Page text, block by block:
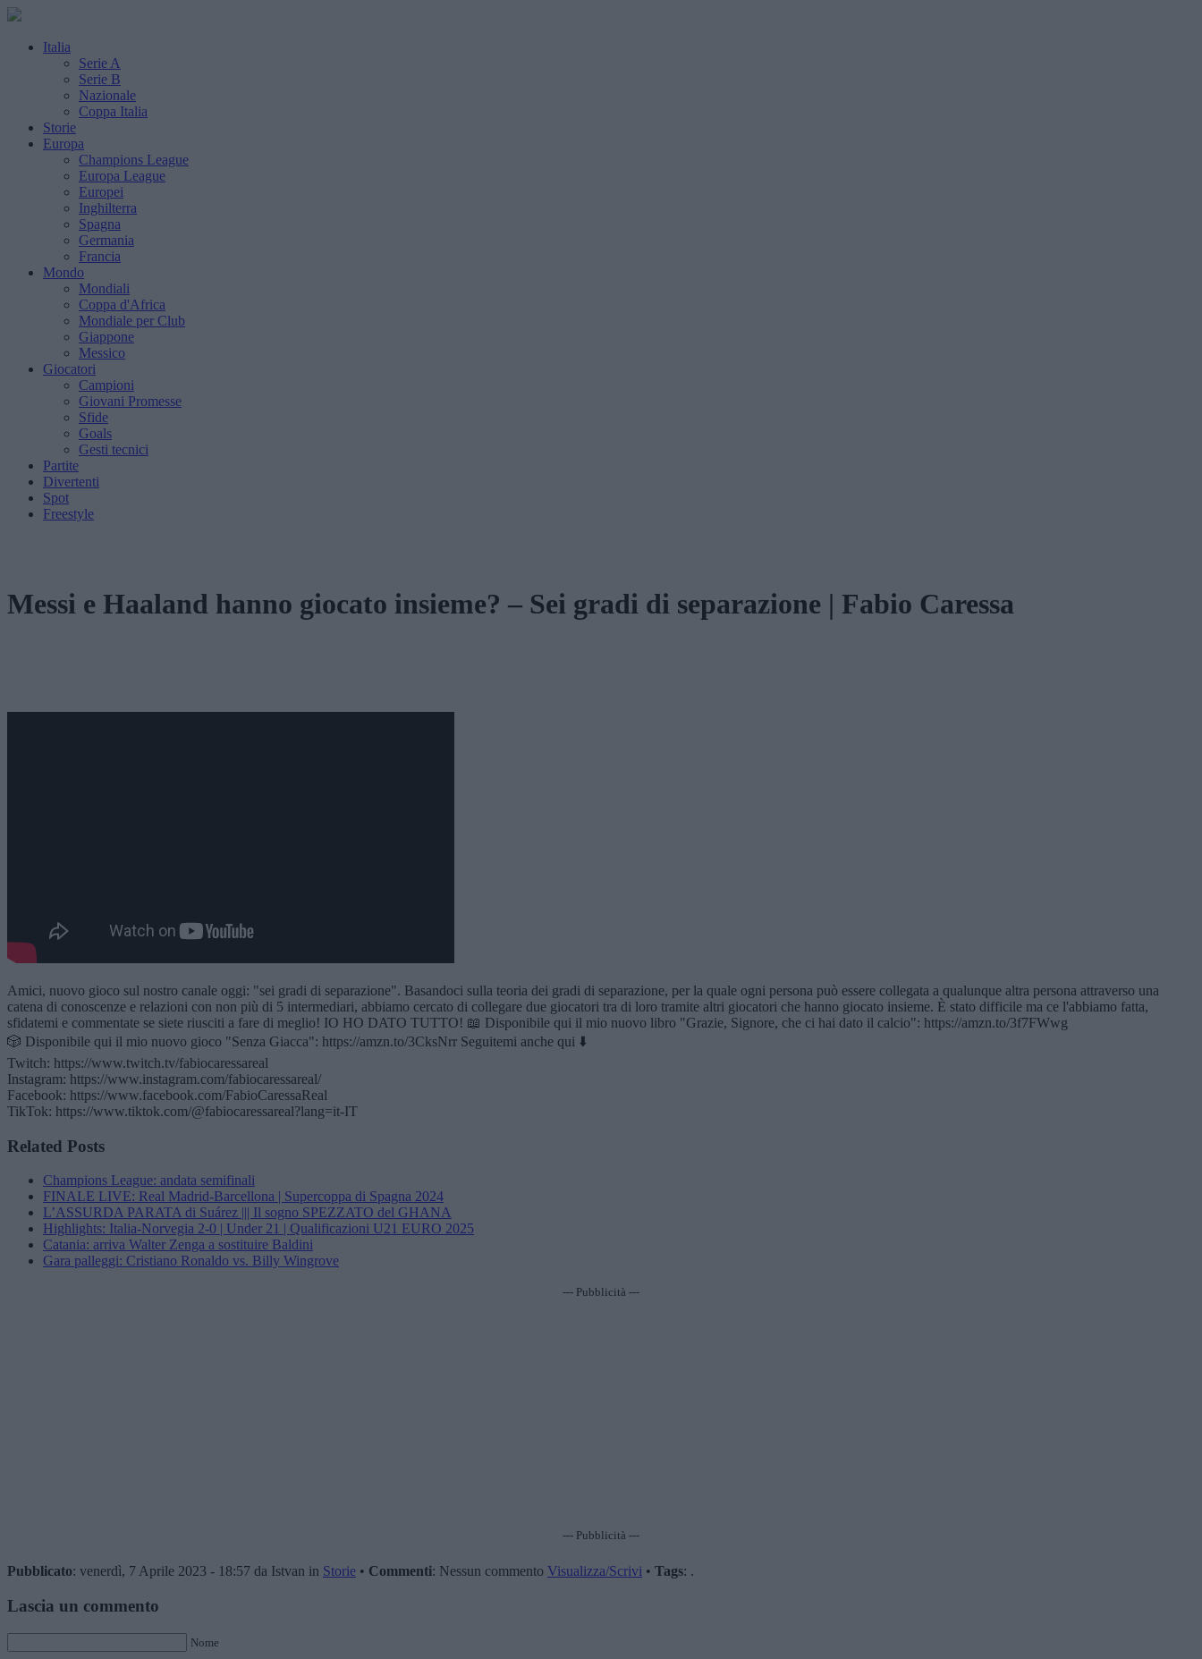
Italia
Serie A
Serie B
Nazionale
Coppa Italia
Storie
Europa
Champions League
Europa League
Europei
Inghilterra
Spagna
Germania
Francia
Mondo
Mondiali
Coppa d'Africa
Mondiale per Club
Giappone
Messico
Giocatori
Campioni
Giovani Promesse
Sfide
Goals
Gesti tecnici
Partite
Divertenti
Spot
Freestyle
Messi e Haaland hanno giocato insieme? – Sei gradi di separazione | Fabio Caressa
Amici, nuovo gioco sul nostro canale oggi: "sei gradi di separazione". Basandoci sulla teoria dei gradi di separazione, per la quale ogni persona può essere collegata a qualunque altra persona attraverso una
catena di conoscenze e relazioni con non più di 5 intermediari, abbiamo cercato di collegare due giocatori tra di loro tramite altri giocatori che hanno giocato insieme. È stato difficile ma ce l'abbiamo fatta,
sfidatemi e commentate se siete riusciti a fare di meglio! IO HO DATO TUTTO! 📖 Disponibile qui il mio nuovo libro "Grazie, Signore, che ci hai dato il calcio": https://amzn.to/3f7FWwg
🎲 Disponibile qui il mio nuovo gioco "Senza Giacca": https://amzn.to/3CksNrr Seguitemi anche qui ⬇️
Twitch: https://www.twitch.tv/fabiocaressareal
Instagram: https://www.instagram.com/fabiocaressareal/
Facebook: https://www.facebook.com/FabioCaressaReal
TikTok: https://www.tiktok.com/@fabiocaressareal?lang=it-IT
Related Posts
Champions League: andata semifinali
FINALE LIVE: Real Madrid-Barcellona | Supercoppa di Spagna 2024
L’ASSURDA PARATA di Suárez ||| Il sogno SPEZZATO del GHANA
Highlights: Italia-Norvegia 2-0 | Under 21 | Qualificazioni U21 EURO 2025
Catania: arriva Walter Zenga a sostituire Baldini
Gara palleggi: Cristiano Ronaldo vs. Billy Wingrove
--- Pubblicità ---
--- Pubblicità ---
Pubblicato: venerdì, 7 Aprile 2023 - 18:57 da Istvan in Storie • Commenti: Nessun commento Visualizza/Scrivi • Tags: .
Lascia un commento
Nome